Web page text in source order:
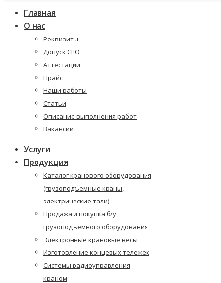
Главная
О нас
Реквизиты
Допуск СРО
Аттестации
Прайс
Наши работы
Статьи
Описание выполнения работ
Вакансии
Услуги
Продукция
Каталог кранового оборудования
(грузоподъемные краны,
электрические тали)
Продажа и покупка б/у
грузоподъемного оборудования
Электронные крановые весы
Изготовление концевых тележек
Системы радиоуправления
краном